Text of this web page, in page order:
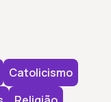
Catolicismo